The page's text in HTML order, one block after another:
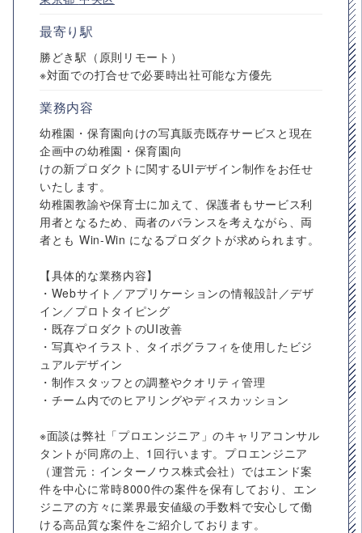
最寄り駅
勝どき駅（原則リモート）
※対面での打合せで必要時出社可能な方優先
業務内容
幼稚園・保育園向けの写真販売既存サービスと現在
企画中の幼稚園・保育園向
けの新プロダクトに関するUIデザイン制作をお任せ
いたします。
幼稚園教諭や保育士に加えて、保護者もサービス利
用者となるため、両者のバランスを考えながら、両
者とも Win-Win になるプロダクトが求められます。
【具体的な業務内容】
・Webサイト／アプリケーションの情報設計／デザ
イン／プロトタイピング
・既存プロダクトのUI改善
・写真やイラスト、タイポグラフィを使用したビジ
ュアルデザイン
・制作スタッフとの調整やクオリティ管理
・チーム内でのヒアリングやディスカッション
※面談は弊社「プロエンジニア」のキャリアコンサル
タントが同席の上、1回行います。プロエンジニア
（運営元：インターノウス株式会社）ではエンド案
件を中心に常時8000件の案件を保有しており、エン
ジニアの方々に業界最安値級の手数料で安心して働
ける高品質な案件をご紹介しております。